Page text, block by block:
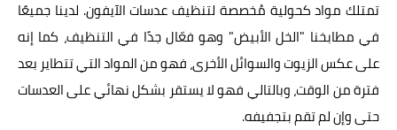
تمتلك مواد كحولية مُخصصة لتنظيف عدسات الآيفون. لدينا جميعًا
في مطابخنا "الخل الأبيض" وهو فعّال جدًا في التنظيف، كما إنه
على عكس الزيوت والسوائل الأخرى، فهو من المواد التي تتطاير بعد
فترة من الوقت، وبالتالي فهو لا يستقر بشكل نهائي على العدسات
حتى وإن لم تقم بتجفيفه.